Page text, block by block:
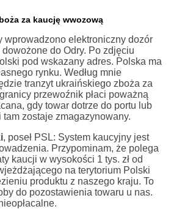
za kaucję wwozową
wprowadzono elektroniczny dozór
dowożone do Odry. Po zdjęciu
pod wskazany adres. Polska ma
rynku. Według mnie
tranzyt ukraińskiego zboża za
przewoźnik płaci poważną
gdy towar dotrze do portu lub
zostaje zmagazynowany.
, poseł PSL: System kaucyjny jest
Przypominam, że polega
kaucji w wysokości 1 tys. zł od
na terytorium Polski
produktu z naszego kraju. To
do pozostawienia towaru u nas.